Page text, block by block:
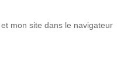
mon site dans le navigateur